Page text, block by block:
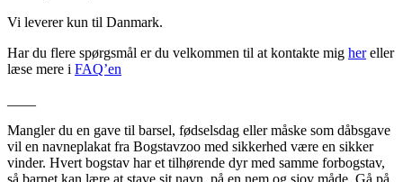
Vi leverer kun til Danmark.
Har du flere spørgsmål er du velkommen til at kontakte mig hereller
læse mere i FAQ’en
Mangler du en gave til barsel, fødselsdag eller måske som dåbsgave
vil en navneplakat fra Bogstavzoo med sikkerhed være en sikker
vinder. Hvert bogstav har et tilhørende dyr med samme forbogstav,
så barnet kan lære at stave sit navn, på en nem og sjov måde. Gå på